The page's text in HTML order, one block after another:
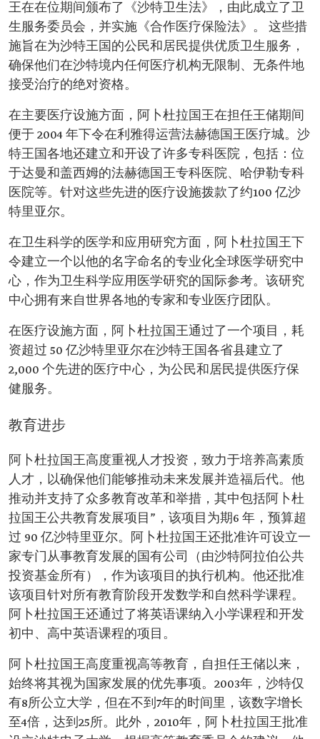
王在在位期间颁布了《沙特卫生法》，由此成立了卫
生服务委员会，并实施《合作医疗保险法》。 这些措
施旨在为沙特王国的公民和居民提供优质卫生服务，
确保他们在沙特境内任何医疗机构无限制、无条件地
接受治疗的绝对资格。
在主要医疗设施方面，阿卜杜拉国王在担任王储期间
便于 2004 年下令在利雅得运营法赫德国王医疗城。沙
特王国各地还建立和开设了许多专科医院，包括：位
于达曼和盖西姆的法赫德国王专科医院、哈伊勒专科
医院等。针对这些先进的医疗设施拨款了约100 亿沙
特里亚尔。
在卫生科学的医学和应用研究方面，阿卜杜拉国王下
令建立一个以他的名字命名的专业化全球医学研究中
心，作为卫生科学应用医学研究的国际参考。该研究
中心拥有来自世界各地的专家和专业医疗团队。
在医疗设施方面，阿卜杜拉国王通过了一个项目，耗
资超过 50 亿沙特里亚尔在沙特王国各省县建立了
2,000 个先进的医疗中心，为公民和居民提供医疗保
健服务。
教育进步
阿卜杜拉国王高度重视人才投资，致力于培养高素质
人才，以确保他们能够推动未来发展并造福后代。他
推动并支持了众多教育改革和举措，其中包括阿卜杜
拉国王公共教育发展项目”，该项目为期6 年，预算超
过 90 亿沙特里亚尔。阿卜杜拉国王还批准许可设立一
家专门从事教育发展的国有公司（由沙特阿拉伯公共
投资基金所有），作为该项目的执行机构。他还批准
该项目针对所有教育阶段开发数学和自然科学课程。
阿卜杜拉国王还通过了将英语课纳入小学课程和开发
初中、高中英语课程的项目。
阿卜杜拉国王高度重视高等教育，自担任王储以来，
始终将其视为国家发展的优先事项。2003年，沙特仅
有8所公立大学，但在不到7年的时间里，该数字增长
至4倍，达到25所。此外，2010年，阿卜杜拉国王批准